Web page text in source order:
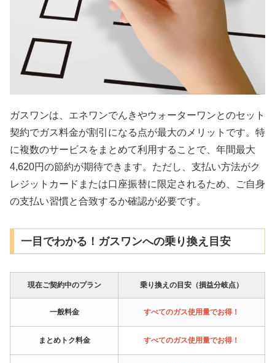
ガスワンは、エネワンでんきやウォーターワンとのセット
契約でガス料金が割引になる点が最大のメリットです。特
に複数のサービスをまとめて利用することで、年間最大
4,620円の節約が期待できます。ただし、支払い方法がク
レジットカードまたは口座振替に限定されるため、ご自身
の支払い習慣と合致するか確認が必要です。
一目でわかる！ガスワンへの乗り換え目安
現在ご契約中のプラン 乗り換えの目安（損益分岐点）
一般料金 すべてのガス使用量でお得！
まとめトク料金 すべてのガス使用量でお得！